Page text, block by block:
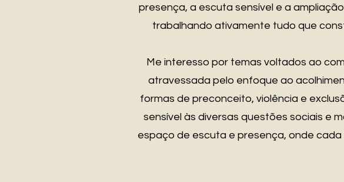
presença, a escuta sensível e a
trabalhando ativamente tudo que
Me interesso por temas voltados ao
atravessada pelo enfoque ao
formas de preconceito, violência e
sensível às diversas questões sociais e
espaço de escuta e presença, onde